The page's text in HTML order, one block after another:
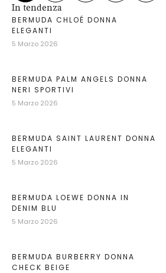
In tendenza
BERMUDA CHLOÉ DONNA
ELEGANTI
5 Marzo 2026
BERMUDA PALM ANGELS DONNA
NERI SPORTIVI
5 Marzo 2026
BERMUDA SAINT LAURENT DONNA
ELEGANTI
5 Marzo 2026
BERMUDA LOEWE DONNA IN
DENIM BLU
5 Marzo 2026
BERMUDA BURBERRY DONNA
CHECK BEIGE